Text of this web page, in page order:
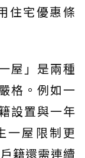
住宅優惠條
屋」是兩種
格。例如一
設置與一年
一屋限制更
籍還需連續